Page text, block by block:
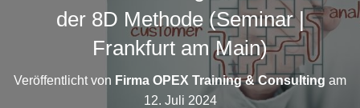
T
M
der 8D Methode (Seminar |
Frankfurt am Main)
Veröffentlicht von Firma OPEX Training & Consulting am
12. Juli 2024